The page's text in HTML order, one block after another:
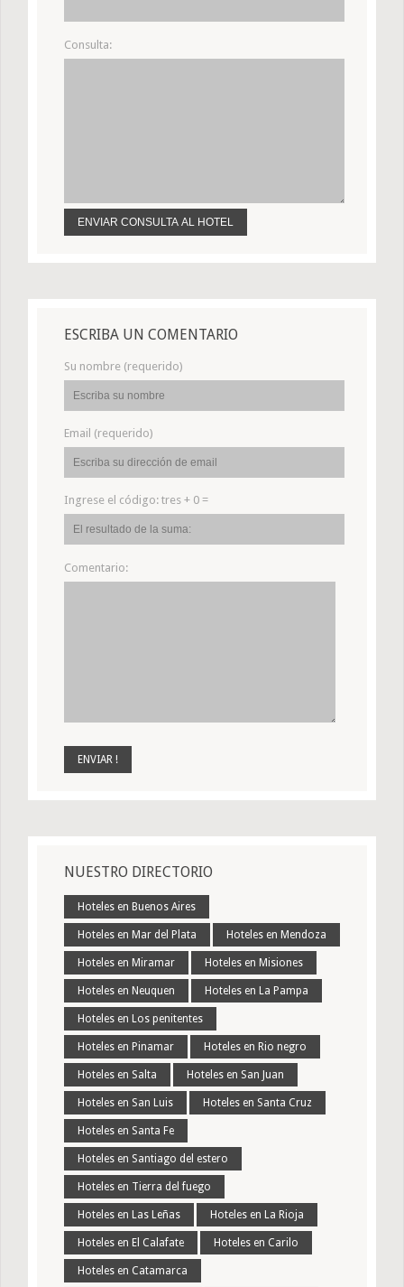
Consulta:
ESCRIBA UN COMENTARIO
Su nombre (requerido)
Email (requerido)
Ingrese el código: tres + 0 =
Comentario:
NUESTRO DIRECTORIO
Hoteles en Buenos Aires
Hoteles en Mar del Plata Hoteles en Mendoza
Hoteles en Miramar Hoteles en Misiones
Hoteles en Neuquen Hoteles en La Pampa
Hoteles en Los penitentes
Hoteles en Pinamar Hoteles en Rio negro
Hoteles en Salta Hoteles en San Juan
Hoteles en San Luis Hoteles en Santa Cruz
Hoteles en Santa Fe
Hoteles en Santiago del estero
Hoteles en Tierra del fuego
Hoteles en Las Leñas Hoteles en La Rioja
Hoteles en El Calafate Hoteles en Carilo
Hoteles en Catamarca